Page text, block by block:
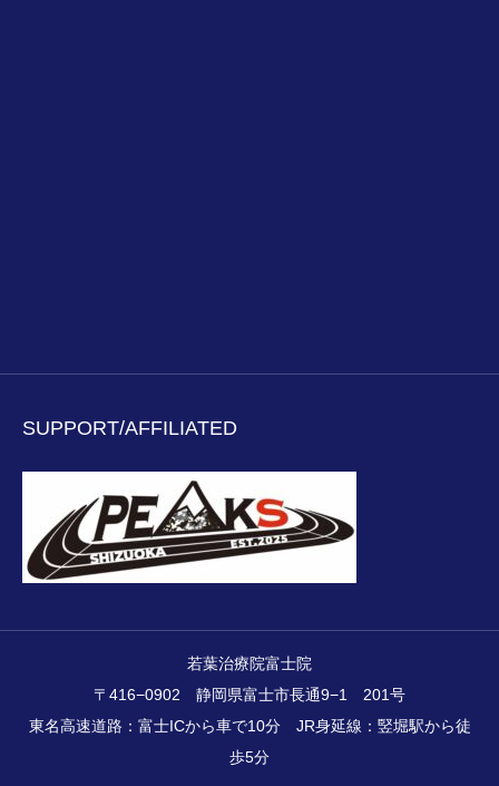
SUPPORT/AFFILIATED
若葉治療院富士院
〒416−0902 静岡県富士市長通9−1 201号
東名高速道路：富士ICから車で10分 JR身延線：竪堀駅から徒
歩5分